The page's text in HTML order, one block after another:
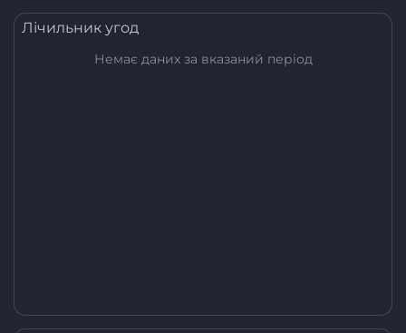
Лічильник угод
Немає даних за вказаний період